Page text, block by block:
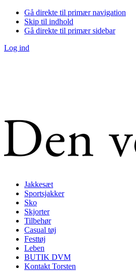
Gå direkte til primær navigation
Skip til indhold
Gå direkte til primær sidebar
Log ind
Jakkesæt
Sportsjakker
Sko
Skjorter
Tilbehør
Casual tøj
Festtøj
Leben
BUTIK DVM
Kontakt Torsten